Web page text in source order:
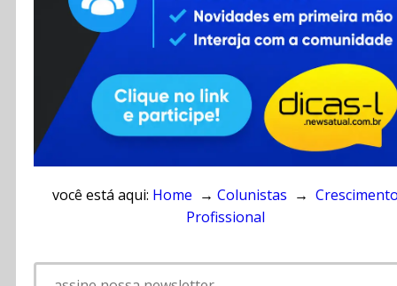
Contato
RSS
você está aqui: Home → Colunistas →
Profissional